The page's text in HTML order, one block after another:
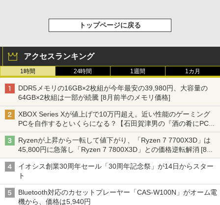
トップページに戻る
アクセスランキング
1時間 24時間 1週間 1カ月
DDR5メモリの16GB×2枚組が今年最安の39,980円、大容量の
64GB×2枚組は一部が続騰 [8月前半のメモリ価格]
XBOX Series Xが値上げで10万円超え。近い性能のゲーミング
PCを自作するといくらになる？【石田賀津男の『酒の肴にPCゲ
ーム』】
Ryzenが上昇から一転して値下がり、「Ryzen 7 7700X3D」は
45,800円に急落し「Ryzen 7 7800X3D」との価格逆転解消 [8月
前半のCPU価格]
イオシス創業30周年セール「30周年記念祭」が14日からスター
ト
Bluetooth対応のカセットプレーヤー「CAS-W100N」がオーム電
機から、価格は5,940円